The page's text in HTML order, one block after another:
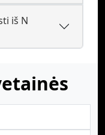
iš N